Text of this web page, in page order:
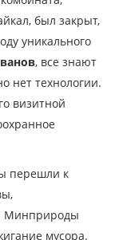
был закрыт,
уникального
, все знают
нет технологии.
визитной
перешли к
Минприроды
мусора.